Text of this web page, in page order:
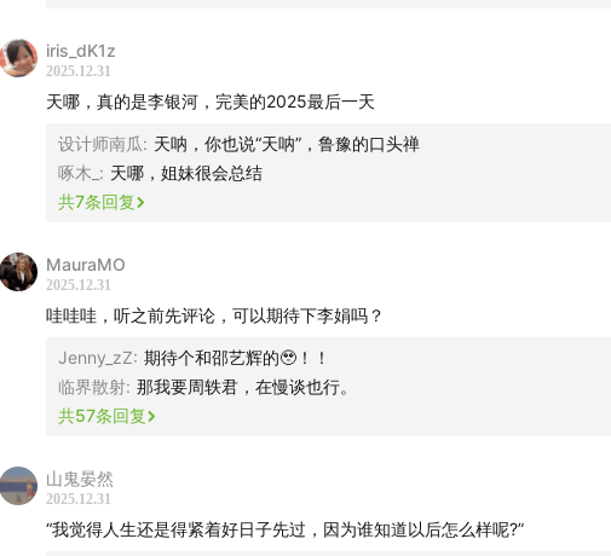
童年时期，她被唤作「三反」，一个不分性别、没有私人意味的名字，
代印章，把个体直接嵌入集体叙事。初中学业中断，她随知青大潮进入
团，又辗转山西乡村，在漫长而重复的劳作中，她开始意识到：既有的
正在失效，答案也不再来自任何权威。
亲讲述爱情时不诉苦、也不自怜，面对伴侣的情感波动，她形容自己的
是「清晨散步」。在这样的氛围中，她自然地接受了男女平等，孩子可
大学恢复招生后，她像上满发条的钟，把时间填得密不透风，整日读书
考。1979年费孝通主持社会学讲习班，她第一次真正接触这门研究「人
活」的学问，自己设计问卷、拿着单位介绍信跑社区调查，率先尝到了
趣，那一刻，她看清了自己将要为之付诸一生的事业。
iris_dK1z
2025.12.31
天哪，真的是李银河，完美的2025最后一天
设计师南瓜: 天呐，你也说“天呐”，鲁豫的口头禅
啄木_ : 天哪，姐妹很会总结
共7条回复
MauraMO
2025.12.31
哇哇哇，听之前先评论，可以期待下李娟吗？
Jenny_zZ: 期待个和邵艺辉的🥹！！
临界散射: 那我要周轶君，在慢谈也行。
共57条回复
山鬼晏然
2025.12.31
“我觉得人生还是得紧着好日子先过，因为谁知道以后怎么样呢?”